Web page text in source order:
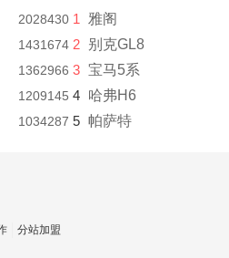
2028430
1431674
1362966
1209145
1034287
1 雅阁
2 别克GL8
3 宝马5系
4 哈弗H6
5 帕萨特
分站加盟